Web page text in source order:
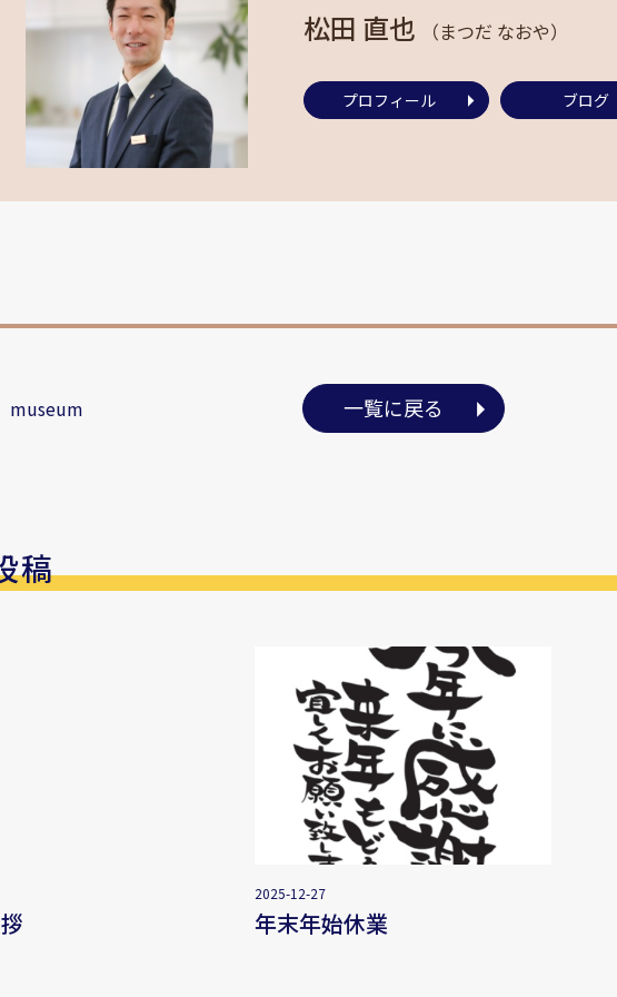
松田 直也 （まつだ なおや）
プロフィール ブログ
一覧に戻る
museum
稿
2025-12-27
年末年始休業